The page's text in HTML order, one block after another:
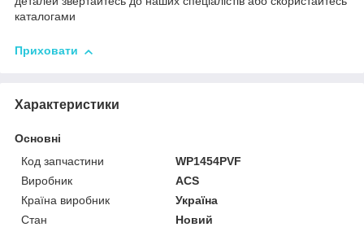
каталогами
Приховати
Характеристики
Основні
Код запчастини
WP1454PVF
Виробник
ACS
Країна виробник
Україна
Стан
Новий